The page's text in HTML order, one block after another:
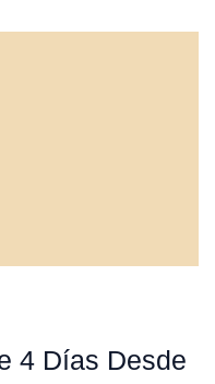
4 Días Desde